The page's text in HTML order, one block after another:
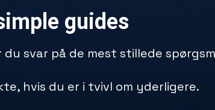
guides
svar på de mest stillede
hvis du er i tvivl om yderligere.